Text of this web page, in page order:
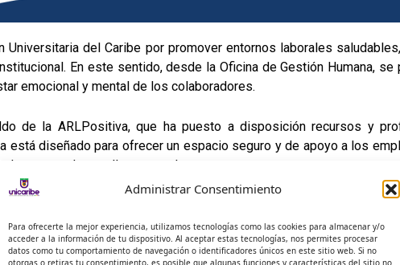
Administrar Consentimiento
Para ofrecerte la mejor experiencia, utilizamos tecnologías como las cookies para almacenar y/o
acceder a la información de tu dispositivo. Al aceptar estas tecnologías, nos permites procesar
datos como tu comportamiento de navegación o identificadores únicos en este sitio web. Si no
otorgas o retiras tu consentimiento, es posible que algunas funciones y características del sitio no
del Caribe por promover entornos laborales
En este sentido, desde la Oficina de Gestión Humana, se
emocional y mental de los colaboradores.
de la ARLPositiva, que ha puesto a disposición recursos y
está diseñado para ofrecer un espacio seguro y de apoyo a los
como su desarrollo personal.
acompañamiento emocional a través de un equipo de
previamente agendadas. Este servicio está disponible las 24
de la Institución Universitaria del Caribe reciba apoyo inmediato